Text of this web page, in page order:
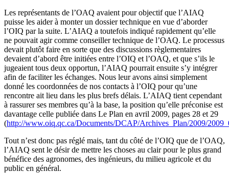
Les représentants de l’OAQ avaient pour objectif que l’AIAQ
puisse les aider à monter un dossier technique en vue d’aborder
l’OIQ par la suite. L’AIAQ a toutefois indiqué rapidement qu’elle
ne pouvait agir comme conseiller technique de l’OAQ. Le processus
devait plutôt faire en sorte que des discussions règlementaires
devaient d’abord être initiées entre l’OIQ et l’OAQ, et que s’ils le
jugeaient tous deux opportun, l’AIAQ pourrait ensuite s’y intégrer
afin de faciliter les échanges. Nous leur avons ainsi simplement
donné les coordonnées de nos contacts à l’OIQ pour qu’une
rencontre ait lieu dans les plus brefs délais. L’AIAQ tient cependant
à rassurer ses membres qu’à la base, la position qu’elle préconise est
davantage celle publiée dans Le Plan en avril 2009, pages 28 et 29
(http://www.oiq.qc.ca/Documents/DCAP/Archives_Plan/2009/
Tout n’est donc pas réglé mais, tant du côté de l’OIQ que de l’OAQ,
l’AIAQ sent le désir de mettre les choses au clair pour le plus grand
bénéfice des agronomes, des ingénieurs, du milieu agricole et du
public en général.